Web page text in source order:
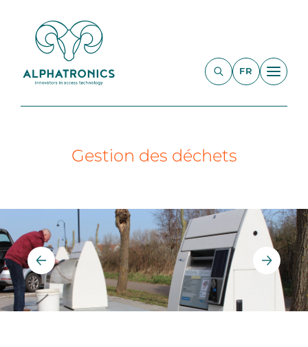
FR
Gestion des déchets